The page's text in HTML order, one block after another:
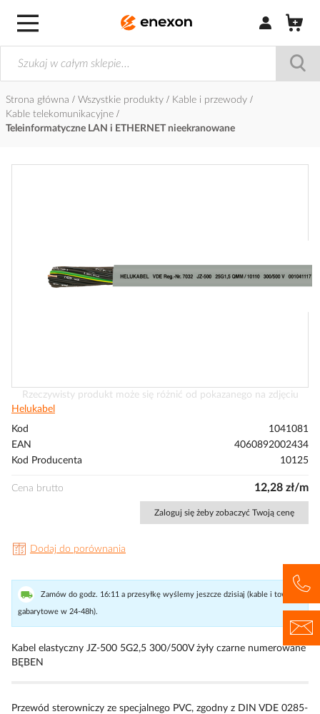
Zaloguj się /
Strona główna Wszystkie produkty
Kable i przewody
Kable telekomunikacyjne
Teleinformatyczne LAN i ETHERNET nieekranowane
Przejdź
na
początek
Rzeczywisty produkt może się różnić od pokazanego na zdjęciu
Helukabel
Kod
1041081
EAN
4060892002434
Kod Producenta
10125
Cena brutto 12,28 zł/m
Zaloguj się żeby zobaczyć Twoją cenę
Dodaj do porównania
Zamów do godz. 16:11 a przesyłkę wyślemy jeszcze dzisiaj (kable i towary
gabarytowe w 24-48h).
Kabel elastyczny JZ-500 5G2,5 300/500V żyły czarne numerowane
BĘBEN
Przewód sterowniczy ze specjalnego PVC, zgodny z DIN VDE 0285-